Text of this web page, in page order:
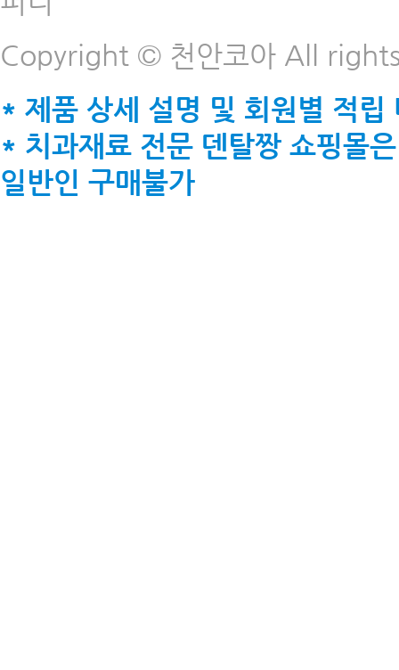
Copyright © 천안코아 All
* 제품 상세 설명 및 회원별 적
* 치과재료 전문 덴탈짱 쇼핑몰
일반인 구매불가